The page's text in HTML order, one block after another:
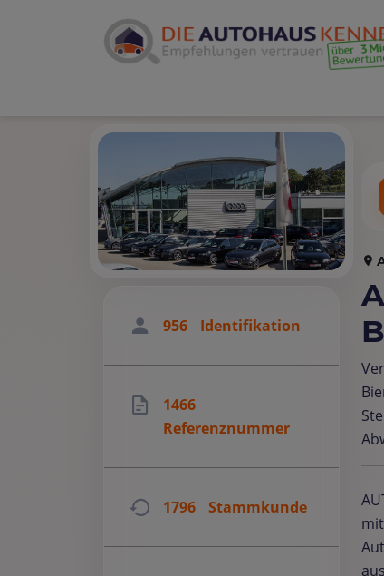
956 Identifikation
1466
Referenznummer
1796 Stammkunde